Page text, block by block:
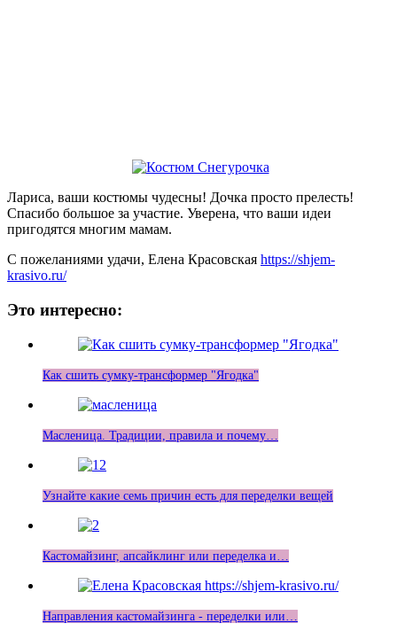
Лариса, ваши костюмы чудесны! Дочка просто прелесть!
Спасибо большое за участие. Уверена, что ваши идеи
пригодятся многим мамам.
С пожеланиями удачи, Елена Красовская https://shjem-
krasivo.ru/
Это интересно:
Как сшить сумку-трансформер "Ягодка"
Масленица. Традиции, правила и почему…
Узнайте какие семь причин есть для переделки вещей
Кастомайзинг, апсайклинг или переделка и…
Направления кастомайзинга - переделки или…